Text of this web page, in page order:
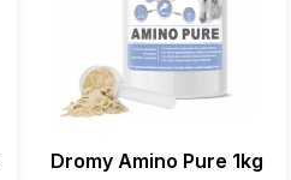
Dromy Amino Pure 1kg